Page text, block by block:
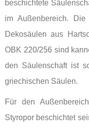
beschichtete
im Außenbereich. Die
Dekosäulen aus
OBK 220/256 sind
den Säulenschaft ist
griechischen Säulen.
Für den
Styropor beschichtet